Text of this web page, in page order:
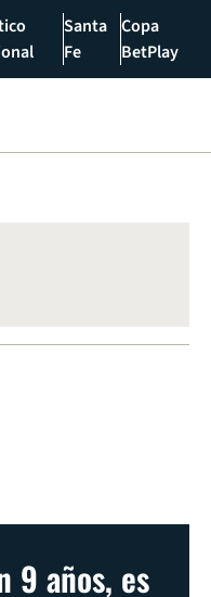
Santa
Fe
Copa
BetPlay
9 años, es